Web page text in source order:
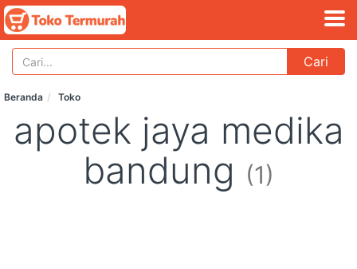
Cari
Beranda Toko
apotek jaya medika
bandung (1)